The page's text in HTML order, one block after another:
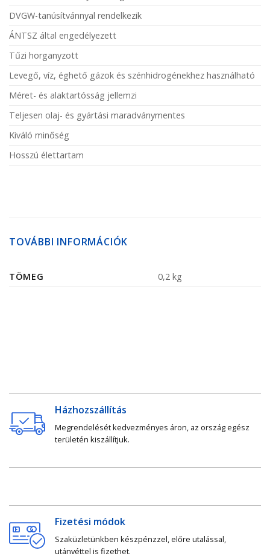
DVGW-tanúsítvánnyal rendelkezik
ÁNTSZ által engedélyezett
Tűzi horganyzott
Levegő, víz, éghető gázok és szénhidrogénekhez használható
Méret- és alaktartósság jellemzi
Teljesen olaj- és gyártási maradványmentes
Kiváló minőség
Hosszú élettartam
TOVÁBBI INFORMÁCIÓK
TÖMEG 0,2 kg
Házhozszállítás
Megrendelését kedvezményes áron, az ország egész
területén kiszállítjuk.
Fizetési módok
Szaküzletünkben készpénzzel, előre utalással,
utánvéttel is fizethet.